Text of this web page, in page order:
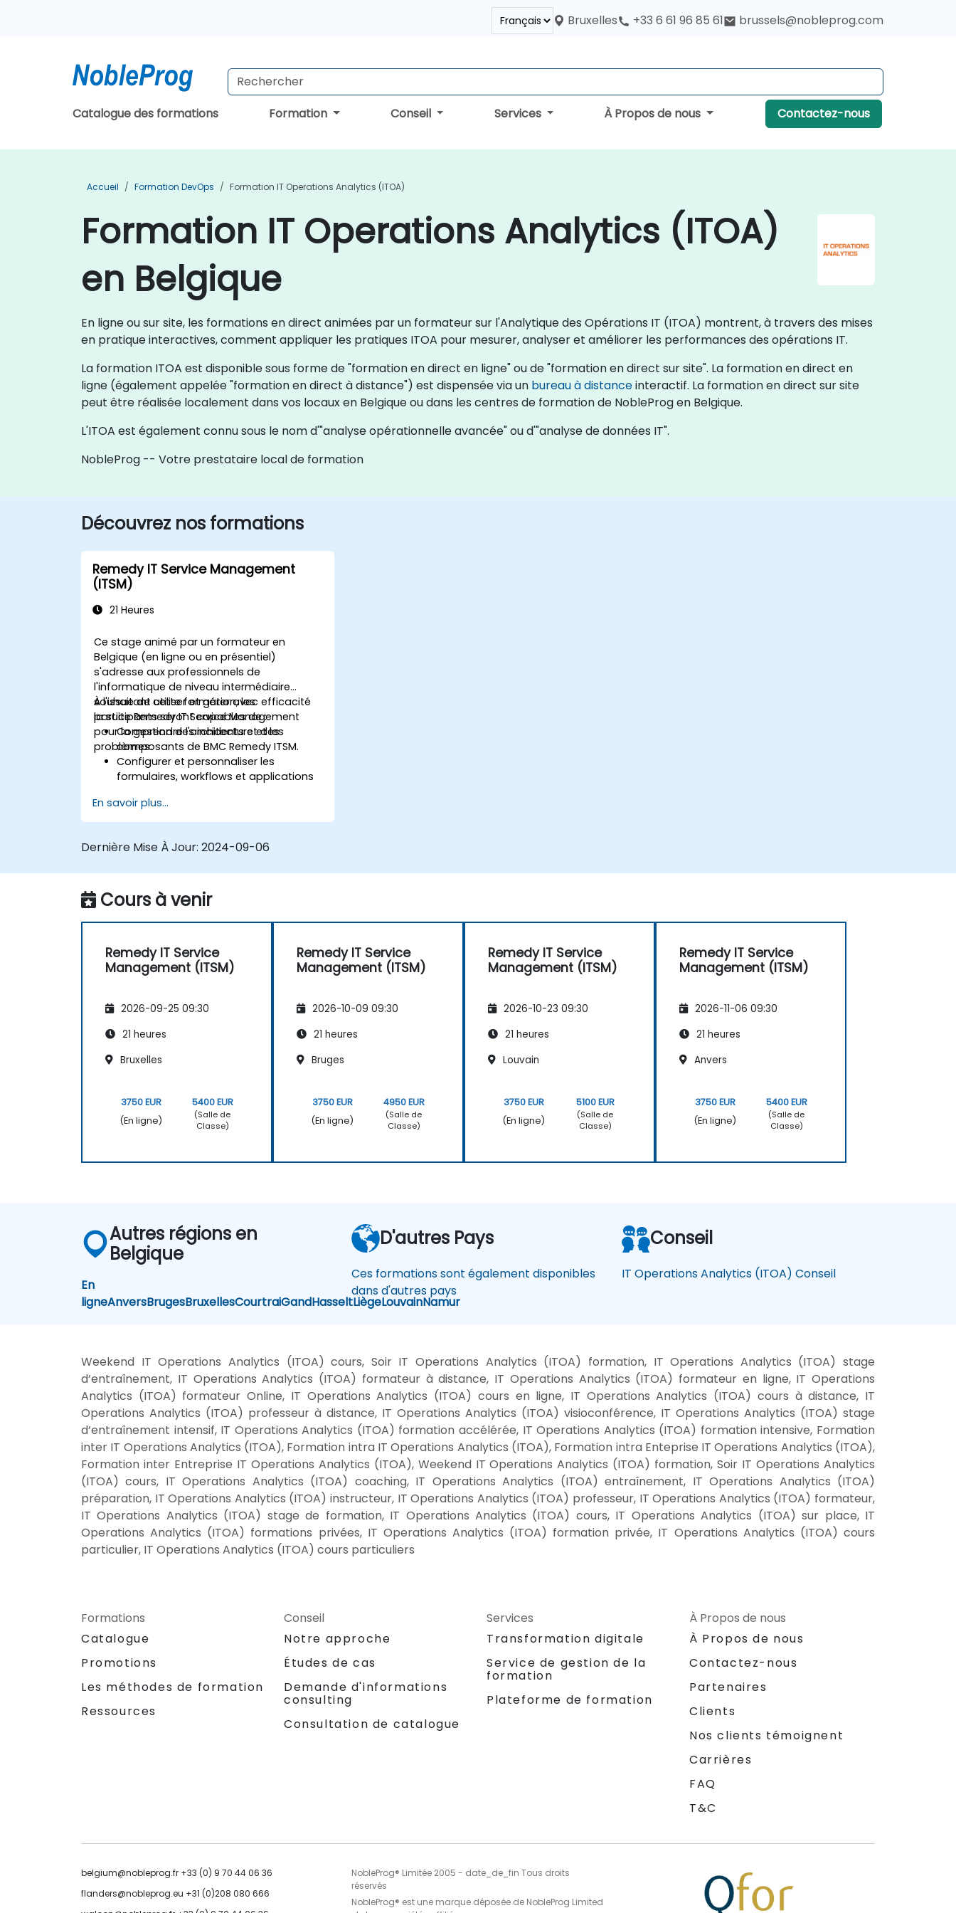
Bruxelles +33 6 61 96 85 61 brussels@nobleprog.com
Catalogue des formations Formation Conseil Services À Propos de nous Contactez-nous
Accueil Formation DevOps Formation IT Operations Analytics (ITOA)
Formation IT Operations Analytics (ITOA)
en Belgique
En ligne ou sur site, les formations en direct animées par un formateur sur l'Analytique des Opérations IT (ITOA) montrent, à travers des mises
en pratique interactives, comment appliquer les pratiques ITOA pour mesurer, analyser et améliorer les performances des opérations IT.
La formation ITOA est disponible sous forme de "formation en direct en ligne" ou de "formation en direct sur site". La formation en direct en
ligne (également appelée "formation en direct à distance") est dispensée via un bureau à distanceinteractif. La formation en direct sur site
peut être réalisée localement dans vos locaux en Belgique ou dans les centres de formation de NobleProg en Belgique.
L'ITOA est également connu sous le nom d'"analyse opérationnelle avancée" ou d'"analyse de données IT".
NobleProg -- Votre prestataire local de formation
Découvrez nos formations
Remedy IT Service Management
(ITSM)
21 Heures
Ce stage animé par un formateur en
Belgique (en ligne ou en présentiel)
s'adresse aux professionnels de
l'informatique de niveau intermédiaire
souhaitant utiliser et gérer avec efficacité
la suite Remedy IT Service Management
pour la gestion des incidents et des
problèmes.
À l'issue de cette formation, les
participants seront capables de :
Comprendre l'architecture et les
composants de BMC Remedy ITSM.
Configurer et personnaliser les
formulaires, workflows et applications
Mettre en œuvre des pratiques
efficaces de gestion des incidents et
Gérer les processus de changement et
Exploiter la gestion des actifs de BMC
cycle de vie des actifs.
En savoir plus...
Dernière Mise À Jour: 2024-09-06
Cours à venir
Remedy IT Service
Management (ITSM)
2026-09-25 09:30
21 heures
Bruxelles
3750 EUR
(En ligne)
5400 EUR
(Salle de
Classe)
Remedy IT Service
Management (ITSM)
2026-10-09 09:30
21 heures
Bruges
3750 EUR
(En ligne)
4950 EUR
(Salle de
Classe)
Remedy IT Service
Management (ITSM)
2026-10-23 09:30
21 heures
Louvain
3750 EUR
(En ligne)
5100 EUR
(Salle de
Classe)
Remedy IT Service
Management (ITSM)
2026-11-06 09:30
21 heures
Anvers
3750 EUR
(En ligne)
5400 EUR
(Salle de
Classe)
Autres régions en
Belgique
En
ligneAnversBrugesBruxellesCourtraiGandHasseltLiègeLouvainNamur
D'autres Pays
Ces formations sont également disponibles
dans d'autres pays
Conseil
IT Operations Analytics (ITOA) Conseil
Weekend IT Operations Analytics (ITOA) cours, Soir IT Operations Analytics (ITOA) formation, IT Operations Analytics (ITOA) stage
d’entraînement, IT Operations Analytics (ITOA) formateur à distance, IT Operations Analytics (ITOA) formateur en ligne, IT Operations
Analytics (ITOA) formateur Online, IT Operations Analytics (ITOA) cours en ligne, IT Operations Analytics (ITOA) cours à distance, IT
Operations Analytics (ITOA) professeur à distance, IT Operations Analytics (ITOA) visioconférence, IT Operations Analytics (ITOA) stage
d’entraînement intensif, IT Operations Analytics (ITOA) formation accélérée, IT Operations Analytics (ITOA) formation intensive, Formation
inter IT Operations Analytics (ITOA), Formation intra IT Operations Analytics (ITOA), Formation intra Enteprise IT Operations Analytics (ITOA),
Formation inter Entreprise IT Operations Analytics (ITOA), Weekend IT Operations Analytics (ITOA) formation, Soir IT Operations Analytics
(ITOA) cours, IT Operations Analytics (ITOA) coaching, IT Operations Analytics (ITOA) entraînement, IT Operations Analytics (ITOA)
préparation, IT Operations Analytics (ITOA) instructeur, IT Operations Analytics (ITOA) professeur, IT Operations Analytics (ITOA) formateur,
IT Operations Analytics (ITOA) stage de formation, IT Operations Analytics (ITOA) cours, IT Operations Analytics (ITOA) sur place, IT
Operations Analytics (ITOA) formations privées, IT Operations Analytics (ITOA) formation privée, IT Operations Analytics (ITOA) cours
particulier, IT Operations Analytics (ITOA) cours particuliers
Formations
Catalogue
Promotions
Les méthodes de formation
Ressources
Conseil
Notre approche
Études de cas
Demande d'informations
consulting
Consultation de catalogue
Services
Transformation digitale
Service de gestion de la
formation
Plateforme de formation
À Propos de nous
À Propos de nous
Contactez-nous
Partenaires
Clients
Nos clients témoignent
Carrières
FAQ
T&C
belgium@nobleprog.fr +33 (0) 9 70 44 06 36
flanders@nobleprog.eu +31 (0)208 080 666
NobleProg® Limitée 2005 - date_de_fin Tous droits
réservés
NobleProg® est une marque déposée de NobleProg Limited